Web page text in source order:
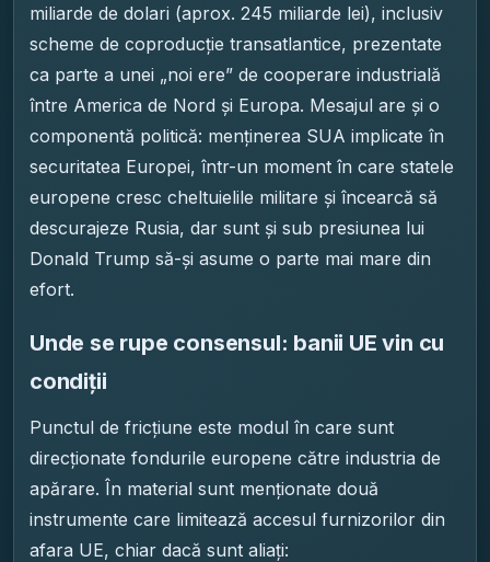
miliarde de dolari (aprox. 245 miliarde lei), inclusiv
scheme de coproducție transatlantice, prezentate
ca parte a unei „noi ere” de cooperare industrială
între America de Nord și Europa. Mesajul are și o
componentă politică: menținerea SUA implicate în
securitatea Europei, într-un moment în care statele
europene cresc cheltuielile militare și încearcă să
descurajeze Rusia, dar sunt și sub presiunea lui
Donald Trump să-și asume o parte mai mare din
efort.
Unde se rupe consensul: banii UE vin cu
condiții
Punctul de fricțiune este modul în care sunt
direcționate fondurile europene către industria de
apărare. În material sunt menționate două
instrumente care limitează accesul furnizorilor din
afara UE, chiar dacă sunt aliați: